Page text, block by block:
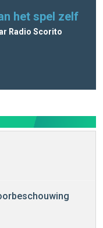
het spel zelf
Radio Scorito